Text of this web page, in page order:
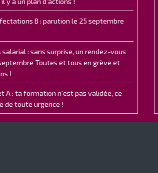
B : parution le 25 septembre
: sans surprise, un rendez-vous
Toutes et tous en grève et
!
A : ta formation n'est pas validée, ce
de toute urgence !